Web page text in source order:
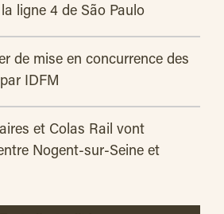
ligne 4 de São Paulo
de mise en concurrence des
IDFM
et Colas Rail vont
Nogent-sur-Seine et